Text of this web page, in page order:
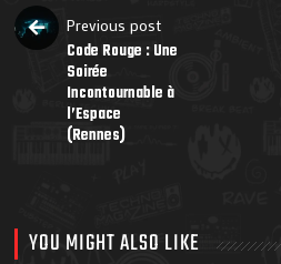
Previous post
Code Rouge : Une
Soirée
Incontournable à
l’Espace
(Rennes)
YOU MIGHT ALSO LIKE